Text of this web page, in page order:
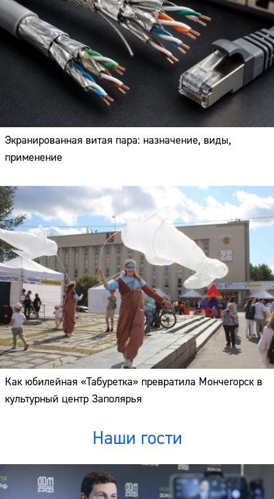
Экранированная витая пара: назначение, виды,
применение
Как юбилейная «Табуретка» превратила Мончегорск в
культурный центр Заполярья
Наши гости